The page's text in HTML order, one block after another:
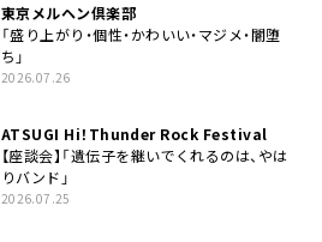
東京メルヘン倶楽部
「盛り上がり・個性・かわいい・マジメ・闇堕
ち」
2026.07.26
ATSUGI Hi！Thunder Rock Festival
【座談会】「遺伝子を継いでくれるのは、やは
りバンド」
2026.07.25